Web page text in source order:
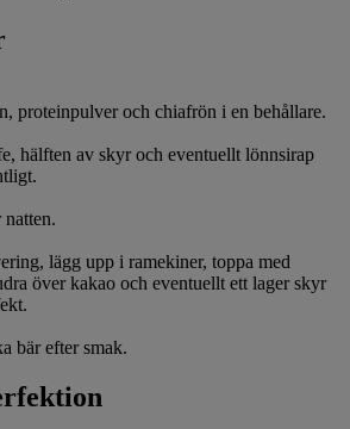
proteinpulver och chiafrön i en behållare.
hälften av skyr och eventuellt lönnsirap
lägg upp i ramekiner, toppa med
över kakao och eventuellt ett lager skyr
bär efter smak.